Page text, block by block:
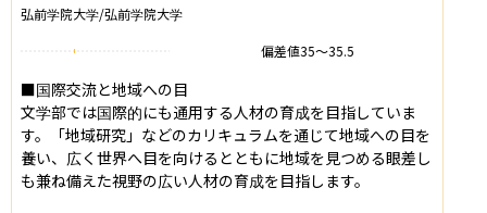
弘前学院大学/弘前学院大学
偏差値35〜35.5
■国際交流と地域への目
文学部では国際的にも通用する人材の育成を目指していま
す。「地域研究」などのカリキュラムを通じて地域への目を
養い、広く世界へ目を向けるとともに地域を見つめる眼差し
も兼ね備えた視野の広い人材の育成を目指します。